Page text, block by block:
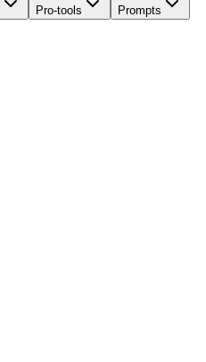
Pro-tools Prompts